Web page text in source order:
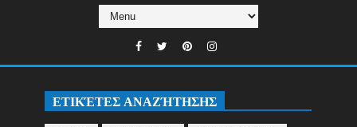
ΕΤΙΚΈΤΕΣ ΑΝΑΖΉΤΗΣΗΣ